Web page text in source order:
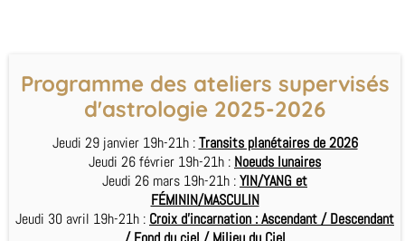
Programme des ateliers supervisés
d'astrologie 2025-2026
Jeudi 29 janvier 19h-21h :Transits planétaires de 2026
Jeudi 26 février 19h-21h : Noeuds lunaires
Jeudi 26 mars 19h-21h :YIN/YANG et
FÉMININ/MASCULIN
Jeudi 30 avril 19h-21h : Croix d'incarnation : Ascendant / Descendant